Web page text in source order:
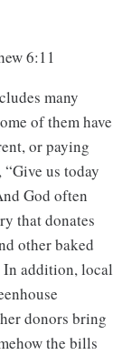
6:11
many
of them have
or paying
us today
God often
that donates
other baked
In addition, local
donors bring
the bills